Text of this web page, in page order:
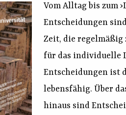
Vom Alltag bis zum
Entscheidungen
Zeit, die regelmäßig
für das individuelle
Entscheidungen ist
lebensfähig. Über
hinaus sind